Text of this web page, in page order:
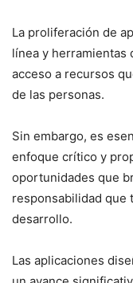
La proliferación de
línea y herramientas
acceso a recursos
de las personas.
Sin embargo, es
enfoque crítico y
oportunidades que
responsabilidad que
desarrollo.
Las aplicaciones